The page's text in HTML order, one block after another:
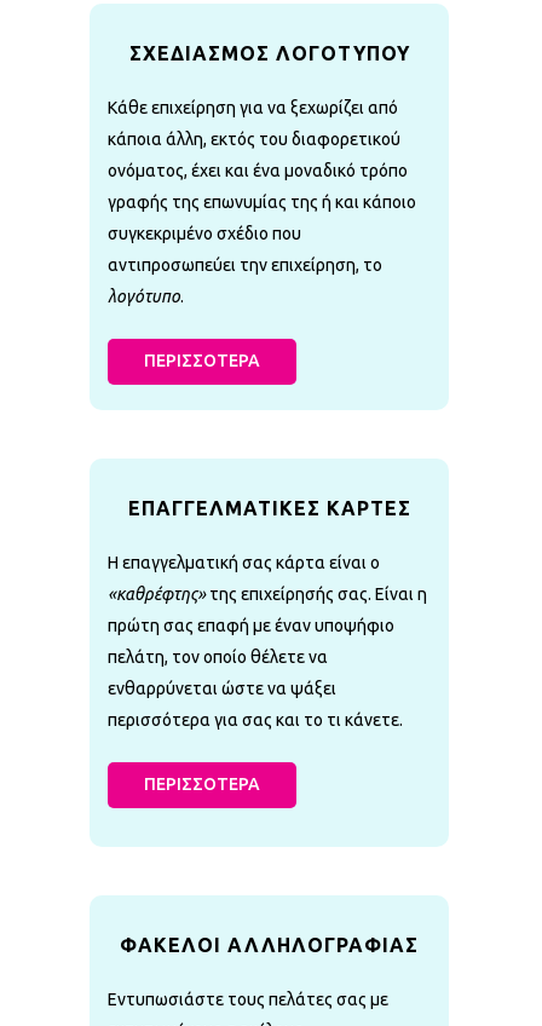
ΣΧΕΔΙΑΣΜΟΣ ΛΟΓΟΤΥΠΟΥ
Κάθε επιχείρηση για να ξεχωρίζει από
κάποια άλλη, εκτός του διαφορετικού
ονόματος, έχει και ένα μοναδικό τρόπο
γραφής της επωνυμίας της ή και κάποιο
συγκεκριμένο σχέδιο που
αντιπροσωπεύει την επιχείρηση, το
λογότυπο.
ΠΕΡΙΣΣΟΤΕΡΑ
ΕΠΑΓΓΕΛΜΑΤΙΚΕΣ ΚΑΡΤΕΣ
Η επαγγελματική σας κάρτα είναι ο
«καθρέφτης»της επιχείρησής σας. Είναι η
πρώτη σας επαφή με έναν υποψήφιο
πελάτη, τον οποίο θέλετε να
ενθαρρύνεται ώστε να ψάξει
περισσότερα για σας και το τι κάνετε.
ΠΕΡΙΣΣΟΤΕΡΑ
ΦΑΚΕΛΟΙ ΑΛΛΗΛΟΓΡΑΦΙΑΣ
Εντυπωσιάστε τους πελάτες σας με